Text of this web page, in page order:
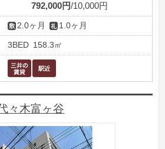
792,000円 10,000円
2.0ヶ月 1.0ヶ月
3BED 158.3㎡
々木富ヶ谷